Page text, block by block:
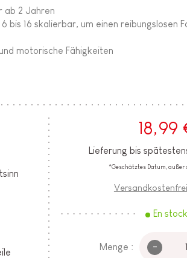
ab 2 Jahren
bis 16 skalierbar, um einen reibungslosen
motorische Fähigkeiten
18,99
Lieferung bis
*Geschätztes Datum, außer
En stock
Menge : -